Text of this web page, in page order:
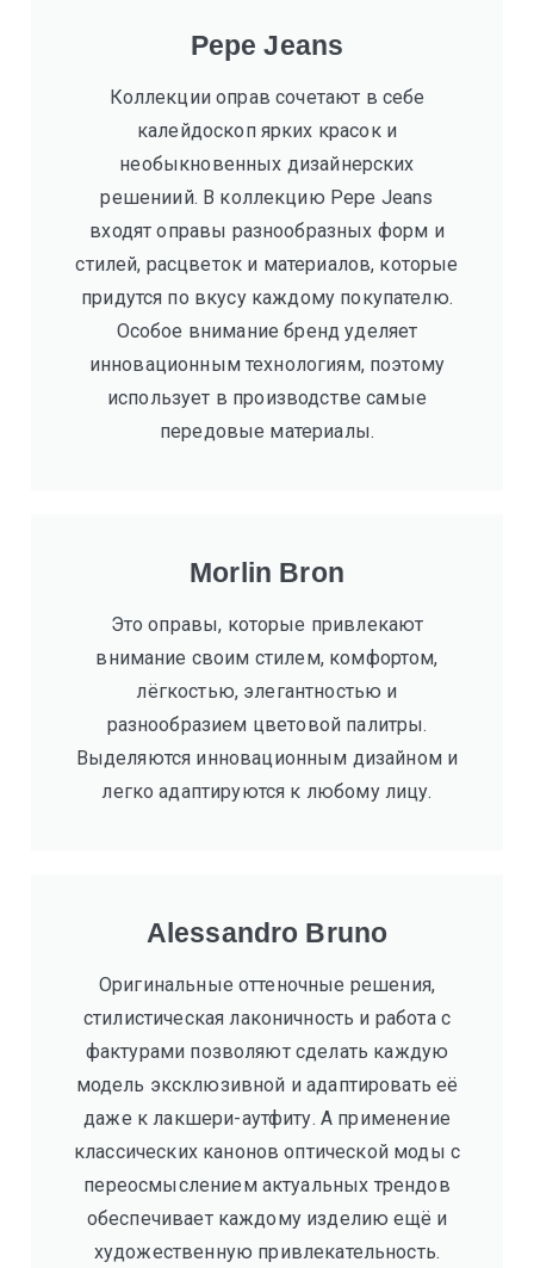
Pepe Jeans
Коллекции оправ сочетают в себе
калейдоскоп ярких красок и
необыкновенных дизайнерских
решениий. В коллекцию Pepe Jeans
входят оправы разнообразных форм и
стилей, расцветок и материалов, которые
придутся по вкусу каждому покупателю.
Особое внимание бренд уделяет
инновационным технологиям, поэтому
использует в производстве самые
передовые материалы.
Morlin Bron
Это оправы, которые привлекают
внимание своим стилем, комфортом,
лёгкостью, элегантностью и
разнообразием цветовой палитры.
Выделяются инновационным дизайном и
легко адаптируются к любому лицу.
Alessandro Bruno
Oригинальные оттеночные решения,
стилистическая лаконичность и работа с
фактурами позволяют сделать каждую
модель эксклюзивной и адаптировать её
даже к лакшери-аутфиту. А применение
классических канонов оптической моды с
переосмыслением актуальных трендов
обеспечивает каждому изделию ещё и
художественную привлекательность.